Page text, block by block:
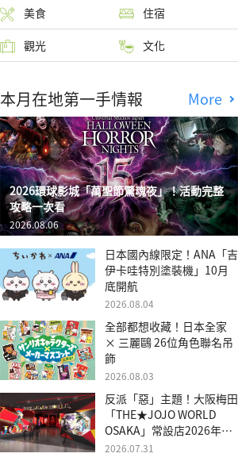
美食 住宿
觀光 文化
本月在地第一手情報 More
2026環球影城「萬聖節驚魂夜」！活動完整
攻略一次看
2026.08.06
日本國內線限定！ANA「吉
伊卡哇特別塗裝機」10月
底開航
2026.08.04
全部都想收藏！日本全家
× 三麗鷗 26位角色聯名吊
飾
2026.08.03
反派「惡」主題！大阪梅田
「THE★JOJO WORLD
OSAKA」常設店2026年冬
季開幕
2026.07.31